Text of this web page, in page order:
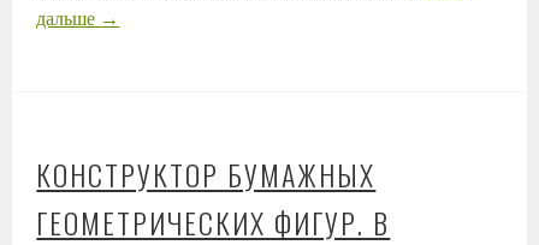
дальше →
КОНСТРУКТОР БУМАЖНЫХ
ГЕОМЕТРИЧЕСКИХ ФИГУР. В